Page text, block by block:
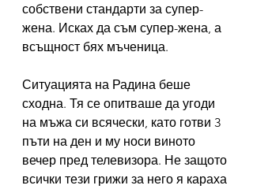
собствени стандарти за супер-
жена. Исках да съм супер-жена, а
всъщност бях мъченица.
Ситуацията на Радина беше
сходна. Тя се опитваше да угоди
на мъжа си всячески, като готви 3
пъти на ден и му носи виното
вечер пред телевизора. Не защото
всички тези грижи за него я караха